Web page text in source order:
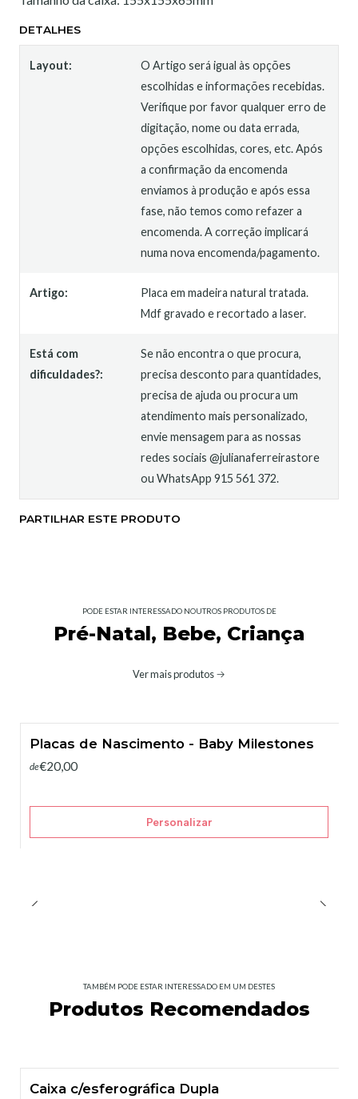
DETALHES
Layout:
O Artigo será igual às opções
escolhidas e informações recebidas.
Verifique por favor qualquer erro de
digitação, nome ou data errada,
opções escolhidas, cores, etc. Após
a confirmação da encomenda
enviamos à produção e após essa
fase, não temos como refazer a
encomenda. A correção implicará
numa nova encomenda/pagamento.
Artigo:
Placa em madeira natural tratada.
Mdf gravado e recortado a laser.
Está com
dificuldades?:
Se não encontra o que procura,
precisa desconto para quantidades,
precisa de ajuda ou procura um
atendimento mais personalizado,
envie mensagem para as nossas
redes sociais @julianaferreirastore
ou WhatsApp 915 561 372.
PARTILHAR ESTE PRODUTO
PODE ESTAR INTERESSADO NOUTROS PRODUTOS DE
Pré-Natal, Bebe, Criança
Ver mais produtos
Placas de Nascimento - Baby Milestones
de€20,00
Personalizar
TAMBÉM PODE ESTAR INTERESSADO EM UM DESTES
Produtos Recomendados
Caixa c/esferográfica Dupla